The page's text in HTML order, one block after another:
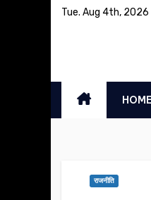
Tue. Aug 4th, 2026
HOME
राजनीति